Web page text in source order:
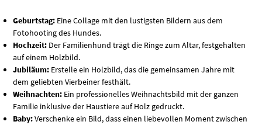
Geburtstag: Eine Collage mit den lustigsten Bildern aus dem
Fotohooting des Hundes.
Hochzeit: Der Familienhund trägt die Ringe zum Altar, festgehalten
auf einem Holzbild.
Jubiläum: Erstelle ein Holzbild, das die gemeinsamen Jahre mit
dem geliebten Vierbeiner festhält.
Weihnachten: Ein professionelles Weihnachtsbild mit der ganzen
Familie inklusive der Haustiere auf Holz gedruckt.
Baby:Verschenke ein Bild, dass einen liebevollen Moment zwischen